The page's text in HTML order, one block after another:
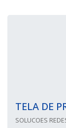
TELA DE
SOLUCOES